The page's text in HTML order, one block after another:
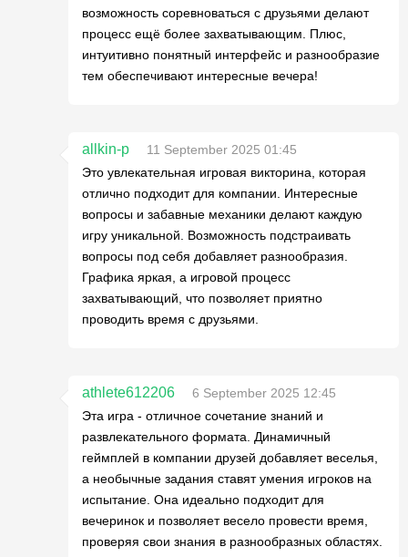
возможность соревноваться с друзьями делают
процесс ещё более захватывающим. Плюс,
интуитивно понятный интерфейс и разнообразие
тем обеспечивают интересные вечера!
allkin-p
11 September 2025 01:45
Это увлекательная игровая викторина, которая
отлично подходит для компании. Интересные
вопросы и забавные механики делают каждую
игру уникальной. Возможность подстраивать
вопросы под себя добавляет разнообразия.
Графика яркая, а игровой процесс
захватывающий, что позволяет приятно
проводить время с друзьями.
athlete612206
6 September 2025 12:45
Эта игра - отличное сочетание знаний и
развлекательного формата. Динамичный
геймплей в компании друзей добавляет веселья,
а необычные задания ставят умения игроков на
испытание. Она идеально подходит для
вечеринок и позволяет весело провести время,
проверяя свои знания в разнообразных областях.